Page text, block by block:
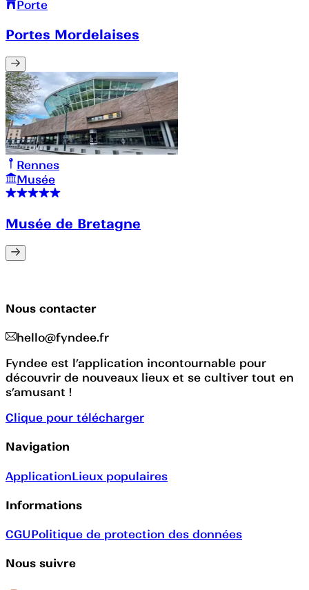
Porte
Portes Mordelaises
Rennes
Musée
Musée de Bretagne
Nous contacter
hello@fyndee.fr
Fyndee est l’application incontournable pour
découvrir de nouveaux lieux et se cultiver tout en
s’amusant !
Clique pour télécharger
Navigation
ApplicationLieux populaires
Informations
CGUPolitique de protection des données
Nous suivre